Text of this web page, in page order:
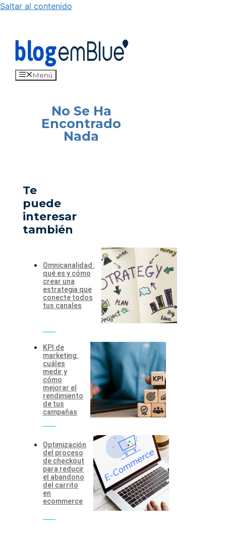
Saltar al contenido
Menú
No Se Ha
Encontrado
Nada
Te
puede
interesar
también
Omnicanalidad:
qué es y cómo
crear una
estrategia que
conecte todos
tus canales
KPI de
marketing:
cuáles
medir y
cómo
mejorar el
rendimiento
de tus
campañas
Optimización
del proceso
de checkout
para reducir
el abandono
del carrito
en
ecommerce